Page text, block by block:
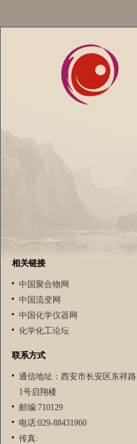
相关链接
中国聚合物网
中国流变网
中国化学仪器网
化学化工论坛
联系方式
通信地址：西安市长安区东祥路
1号启翔楼
邮编:710129
电话:029-88431960
传真: